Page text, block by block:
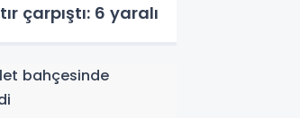
çarpıştı: 6 yaralı